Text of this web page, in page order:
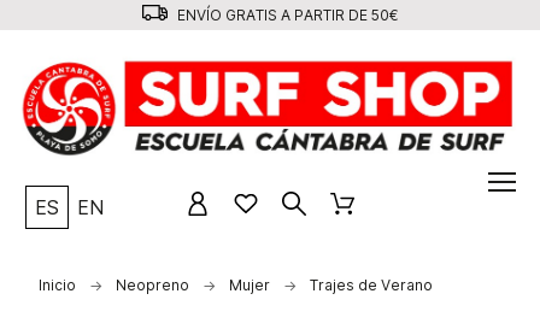
ENVÍO GRATIS A PARTIR DE 50€
ES EN
Inicio Neopreno Mujer Trajes de Verano